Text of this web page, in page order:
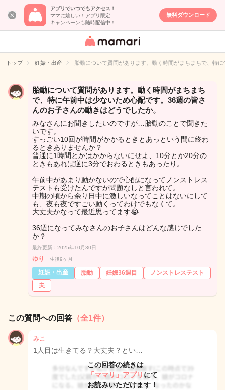
アプリでいつでもアクセス！
ママに嬉しい！アプリ限定
キャンペーンも随時配信中！
無料ダウンロード
女性専用匿名QA
イト
トップ 妊娠・出産 胎動について質問があります。動く時間がまちまちで、特
胎動について質問があります。動く時間がまちまち
で、特に午前中は少ないため心配です。36週の皆さ
んのお子さんの動きはどうでしたか。
みなさんにお聞きしたいのですが…胎動のことで聞きた
いです。
すっごい10回が時間がかかるときとあっという間に終わ
るときありませんか？
普通に1時間とかはかからないにせよ、10分とか20分の
ときもあれば逆に3分でおわるときもあったり。
午前中があまり動かないので心配になってノンストレス
テストも受けたんですが問題なしと言われて。
中期の頃から余り日中に激しいなってことはないにして
も、夜も夜ですごい動くってわけでもなくて。
大丈夫かなって最近思ってます😭
36週になってみなさんのお子さんはどんな感じでした
か？
最終更新：2025年10月30日
ゆり 生後9ヶ月
妊娠・出産 胎動 妊娠36週目
ノンストレステスト
夫
この質問への回答 （全1件）
みこ
1人目は生きてる？大丈夫？とい…
この回答の続きは
「ママリ」アプリ にて
お読みいただけます！